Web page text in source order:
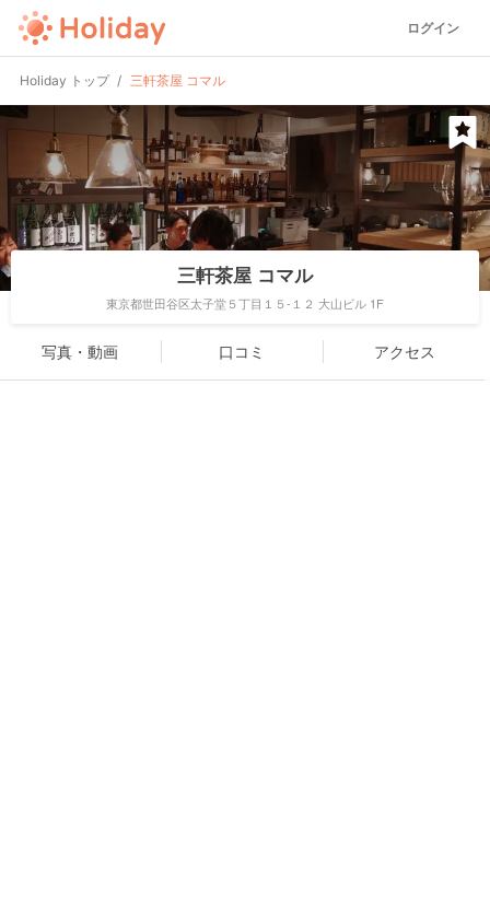
ログイン
Holiday トップ 三軒茶屋 コマル
三軒茶屋 コマル
東京都世田谷区太子堂５丁目１５-１２ 大山ビル 1F
写真・動画 口コミ アクセス